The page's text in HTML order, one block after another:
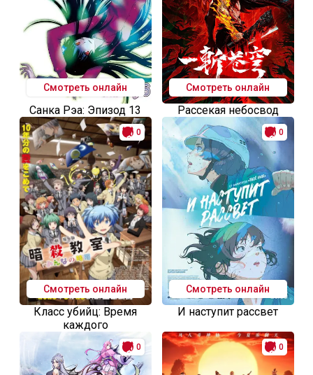
Смотреть онлайн
Санка Рэа: Эпизод 13
Смотреть онлайн
Рассекая небосвод
0
Смотреть онлайн
Класс убийц: Время
каждого
0
Смотреть онлайн
И наступит рассвет
0 0